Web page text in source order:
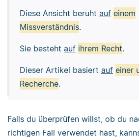
Diese Ansicht beruht auf einem
Missverständnis.
Sie besteht auf ihrem Recht.
Dieser Artikel basiert auf einer
Recherche.
Falls du überprüfen willst, ob du
richtigen Fall verwendet hast,